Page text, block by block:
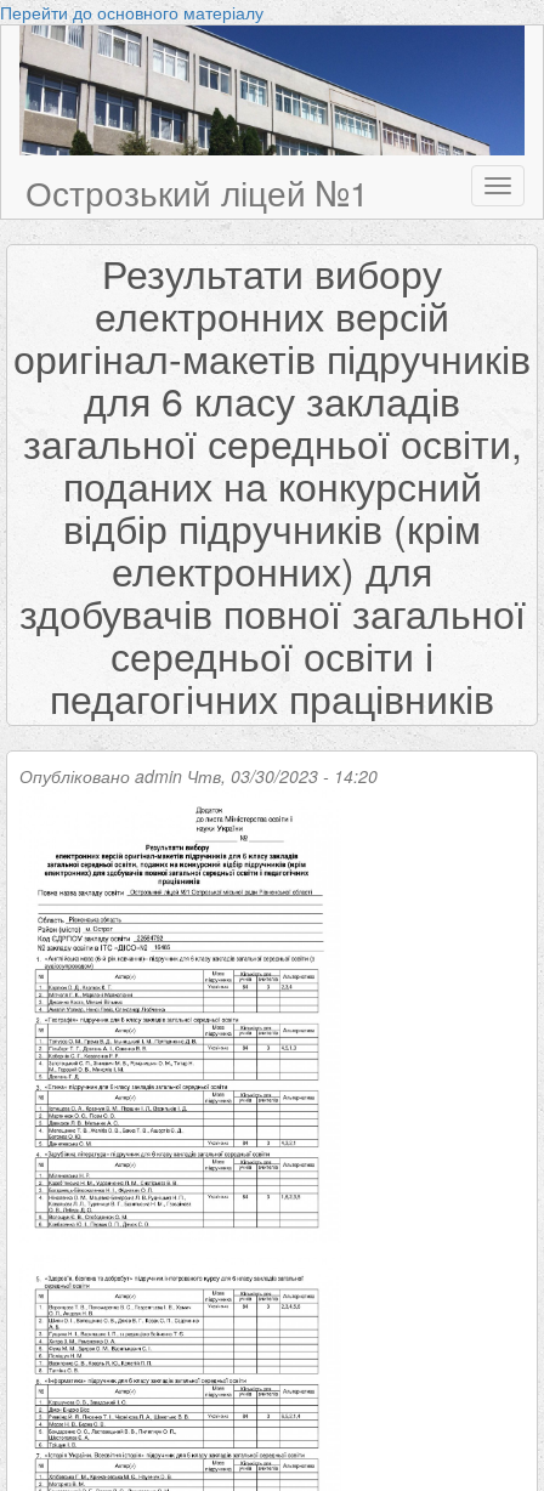
Перейти до основного матеріалу
Острозький ліцей №1
Результати вибору
електронних версій
оригінал-макетів підручників
для 6 класу закладів
загальної середньої освіти,
поданих на конкурсний
відбір підручників (крім
електронних) для
здобувачів повної загальної
середньої освіти і
педагогічних працівників
Опубліковано admin Чтв, 03/30/2023 - 14:20